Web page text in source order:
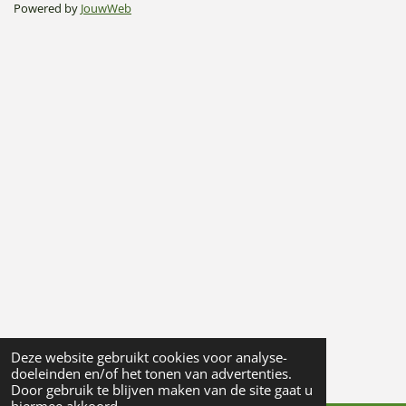
Deze website gebruikt cookies voor analyse-
doeleinden en/of het tonen van advertenties.
Door gebruik te blijven maken van de site gaat u
Powered by JouwWeb